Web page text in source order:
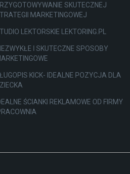
SKUTECZNEJ
MARKETINGOWEJ
LEKTORSKIE LEKTORING.PL
I SKUTECZNE SPOSOBY
KICK- IDEALNE POZYCJA DLA
ŚCIANKI REKLAMOWE OD FIRMY